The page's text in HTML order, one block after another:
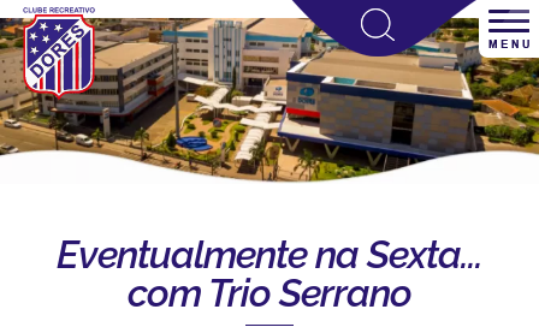
Eventualmente na Sexta...
com Trio Serrano